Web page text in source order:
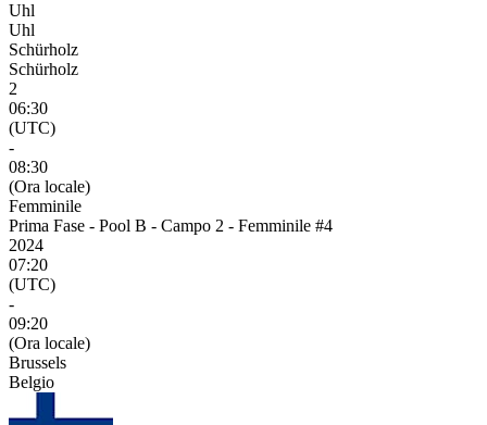
Uhl
Uhl
Schürholz
Schürholz
2
06:30
(UTC)
-
08:30
(Ora locale)
Femminile
Prima Fase - Pool B - Campo 2 - Femminile #4
2024
07:20
(UTC)
-
09:20
(Ora locale)
Brussels
Belgio